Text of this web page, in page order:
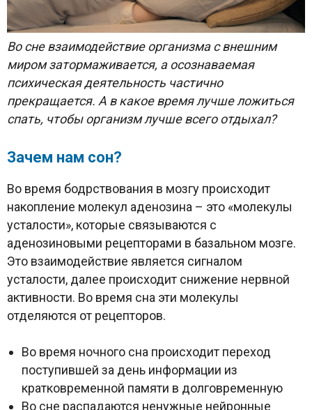
Во сне взаимодействие организма с внешним
миром затормаживается, а осознаваемая
психическая деятельность частично
прекращается. А в какое время лучше ложиться
спать, чтобы организм лучше всего отдыхал?
Зачем нам сон?
Во время бодрствования в мозгу происходит
накопление молекул аденозина – это «молекулы
усталости», которые связываются с
аденозиновыми рецепторами в базальном мозге.
Это взаимодействие является сигналом
усталости, далее происходит снижение нервной
активности. Во время сна эти молекулы
отделяются от рецепторов.
Во время ночного сна происходит переход
поступившей за день информации из
кратковременной памяти в долговременную
Во сне распадаются ненужные нейронные